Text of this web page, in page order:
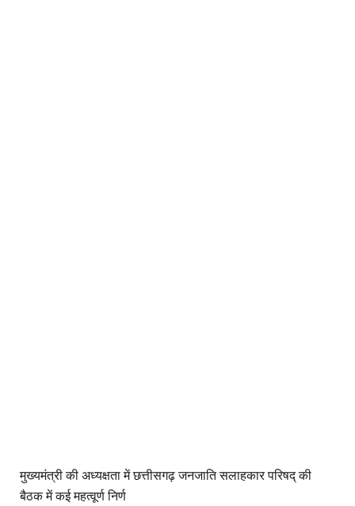
मुख्यमंत्री की अध्यक्षता में छत्तीसगढ़ जनजाति सलाहकार परिषद् की
बैठक में कई महत्वूर्ण निर्ण